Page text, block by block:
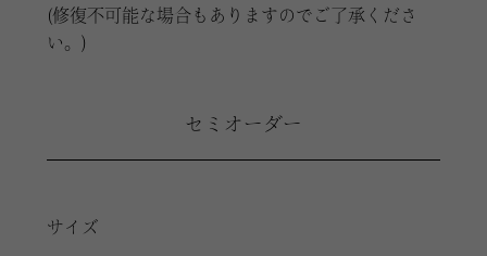
(修復不可能な場合もありますのでご了承くださ
い。)
セミオーダー
サイズ